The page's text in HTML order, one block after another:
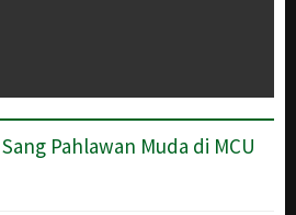
Pahlawan Muda di MCU